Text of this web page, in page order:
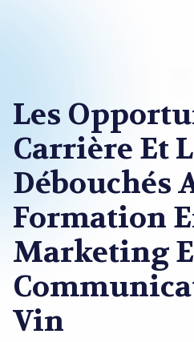
Les
Carrière Et
Débouchés
Formation
Marketing
Vin